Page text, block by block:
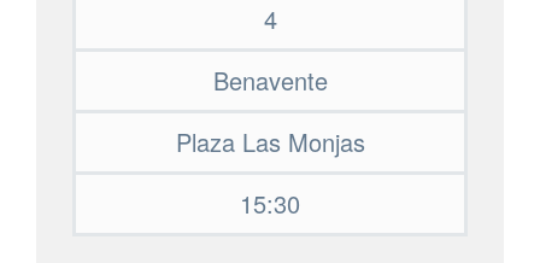
4
Benavente
Plaza Las Monjas
15:30